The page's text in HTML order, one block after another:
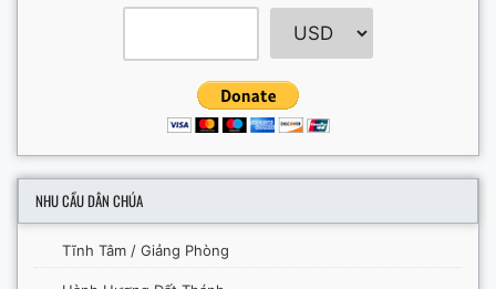
NHU CẦU DÂN CHÚA
Tĩnh Tâm / Giảng Phòng